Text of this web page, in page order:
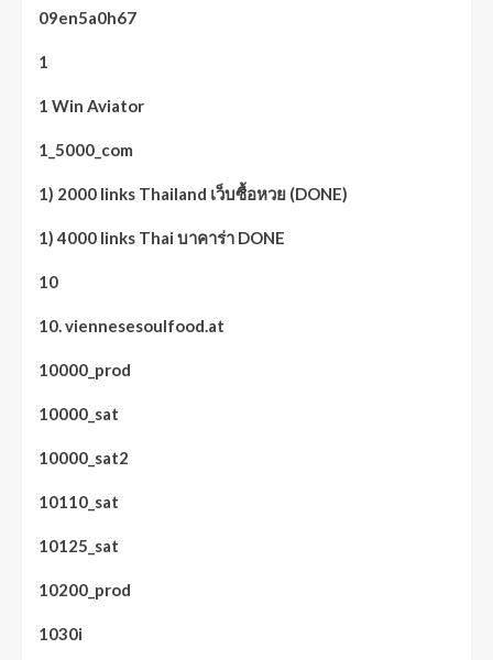
09en5a0h67
1
1 Win Aviator
1_5000_com
1) 2000 links Thailand เว็บซื้อหวย (DONE)
1) 4000 links Thai บาคาร่า DONE
10
10. viennesesoulfood.at
10000_prod
10000_sat
10000_sat2
10110_sat
10125_sat
10200_prod
1030i